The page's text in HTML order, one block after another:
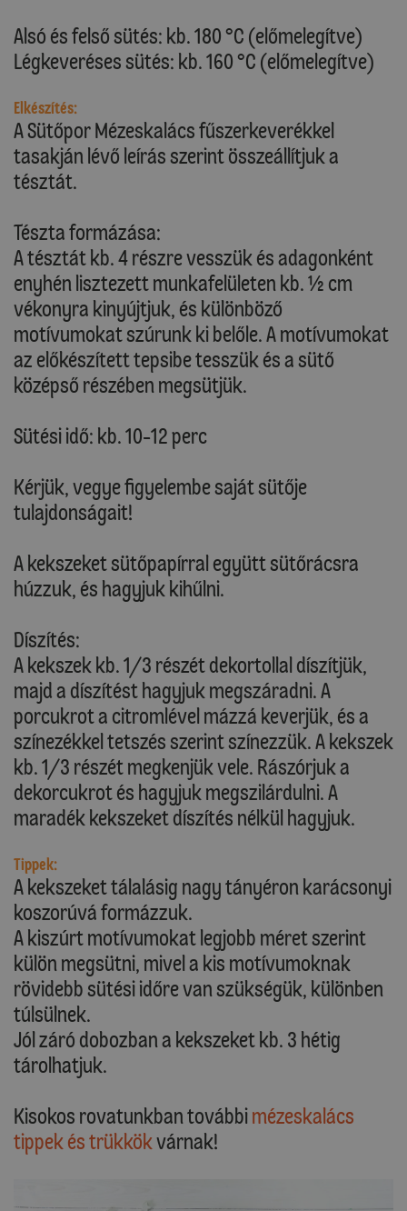
Alsó és felső sütés: kb. 180 °C (előmelegítve)
Légkeveréses sütés: kb. 160 °C (előmelegítve)
Elkészítés:
A Sütőpor Mézeskalács fűszerkeverékkel
tasakján lévő leírás szerint összeállítjuk a
tésztát.
Tészta formázása:
A tésztát kb. 4 részre vesszük és adagonként
enyhén lisztezett munkafelületen kb. ½ cm
vékonyra kinyújtjuk, és különböző
motívumokat szúrunk ki belőle. A motívumokat
az előkészített tepsibe tesszük és a sütő
középső részében megsütjük.
Sütési idő: kb. 10-12 perc
Kérjük, vegye figyelembe saját sütője
tulajdonságait!
A kekszeket sütőpapírral együtt sütőrácsra
húzzuk, és hagyjuk kihűlni.
Díszítés:
A kekszek kb. 1/3 részét dekortollal díszítjük,
majd a díszítést hagyjuk megszáradni. A
porcukrot a citromlével mázzá keverjük, és a
színezékkel tetszés szerint színezzük. A kekszek
kb. 1/3 részét megkenjük vele. Rászórjuk a
dekorcukrot és hagyjuk megszilárdulni. A
maradék kekszeket díszítés nélkül hagyjuk.
Tippek:
A kekszeket tálalásig nagy tányéron karácsonyi
koszorúvá formázzuk.
A kiszúrt motívumokat legjobb méret szerint
külön megsütni, mivel a kis motívumoknak
rövidebb sütési időre van szükségük, különben
túlsülnek.
Jól záró dobozban a kekszeket kb. 3 hétig
tárolhatjuk.
Kisokos rovatunkban továbbimézeskalács
tippek és trükkökvárnak!